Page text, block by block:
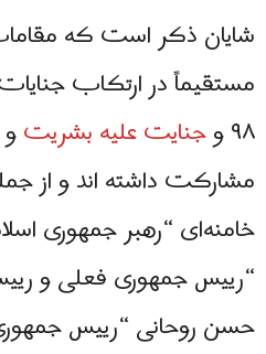
شایان ذکر است که
مستقیماً در ارتکاب
۹۸ و جنایت علیه بشریت
مشارکت داشته‌ اند و از
خامنه‌ای “رهبر جمهوری
“رییس جمهوری فعلی و
حسن روحانی “رییس